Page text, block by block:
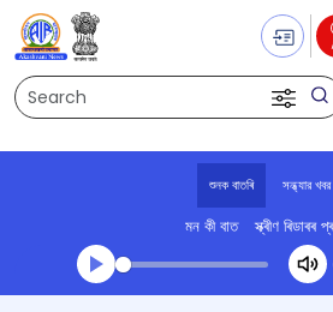
Search
শুনক বাতৰি সন্ধ্যার খবর
মন কী বাত স্ক্ৰীণ ৰিডাৰৰ
Transcript summary